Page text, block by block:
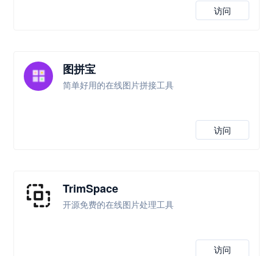
访问
图拼宝
简单好用的在线图片拼接工具
访问
TrimSpace
开源免费的在线图片处理工具
访问